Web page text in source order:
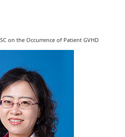
on the Occurrence of Patient GVHD